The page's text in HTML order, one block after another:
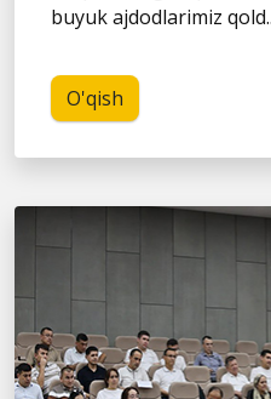
buyuk ajdodlarimiz
O'qish